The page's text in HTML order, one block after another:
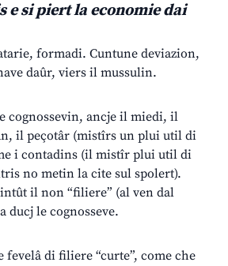
e si piert la economie dai
formadi. Cuntune deviazion,
daûr, viers il mussulin.
cognossevin, ancje il miedi, il
il peçotâr (mistîrs un plui util di
i contadins (il mistîr plui util di
no metin la cite sul spolert).
il non “filiere” (al ven dal
ducj le cognosseve.
fevelâ di filiere “curte”, come che